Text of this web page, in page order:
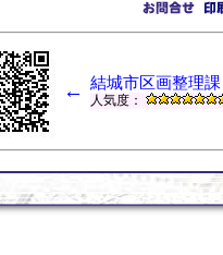
← 結城市区画整理課
人気度：